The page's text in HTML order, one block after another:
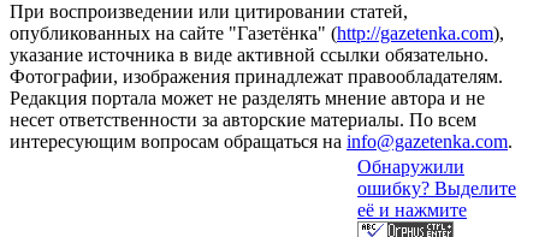
При воспроизведении или цитировании статей,
опубликованных на сайте "Газетёнка" (http://gazetenka.com),
указание источника в виде активной ссылки обязательно.
Фотографии, изображения принадлежат правообладателям.
Редакция портала может не разделять мнение автора и не
несет ответственности за авторские материалы. По всем
интересующим вопросам обращаться на info@gazetenka.com.
Обнаружили
ошибку? Выделите
её и нажмите